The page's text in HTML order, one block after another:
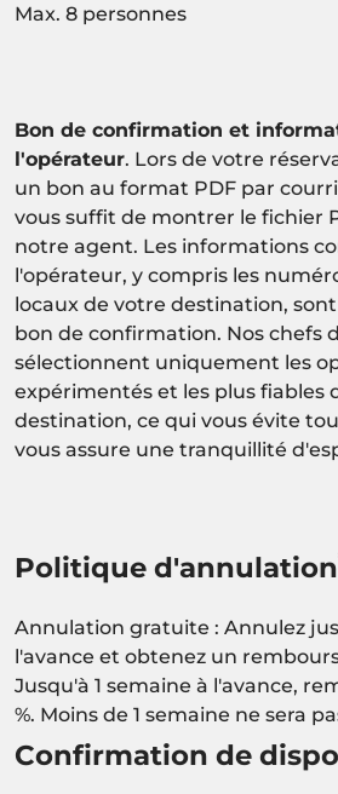
Max. 8 personnes
Bon de confirmation et
l'opérateur. Lors de votre
un bon au format PDF par
vous suffit de montrer le fichier
notre agent. Les informations
l'opérateur, y compris les
locaux de votre destination,
bon de confirmation. Nos chefs
sélectionnent uniquement les
expérimentés et les plus fiables
destination, ce qui vous évite
vous assure une tranquillité
Politique d'annulation
Annulation gratuite : Annulez
l'avance et obtenez un
Jusqu'à 1 semaine à l'avance,
%. Moins de 1 semaine ne sera
Confirmation de